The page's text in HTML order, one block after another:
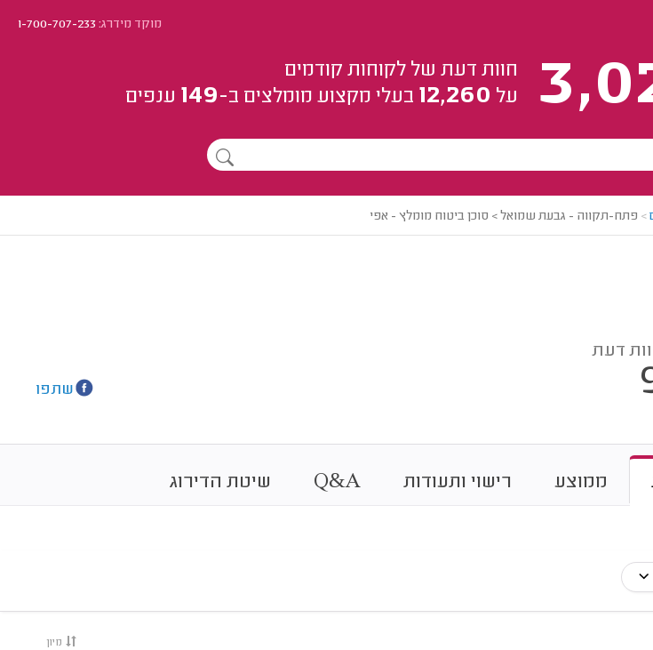
מוקד מידרג:1-700-707-233
חוות דעת של לקוחות קודמים
על 12,260 בעלי מקצוע מומלצים ב-149 ענפים
> פתח-תקווה - גבעת שמואל > סוכן ביטוח מומלץ - אפי
דעת
שתפו
ממוצע רישוי ותעודות Q&A שיטת הדירוג
מיון